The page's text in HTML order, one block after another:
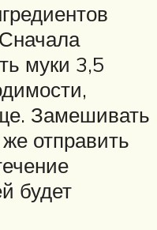
муки 3,5
Замешивать
отправить
будет